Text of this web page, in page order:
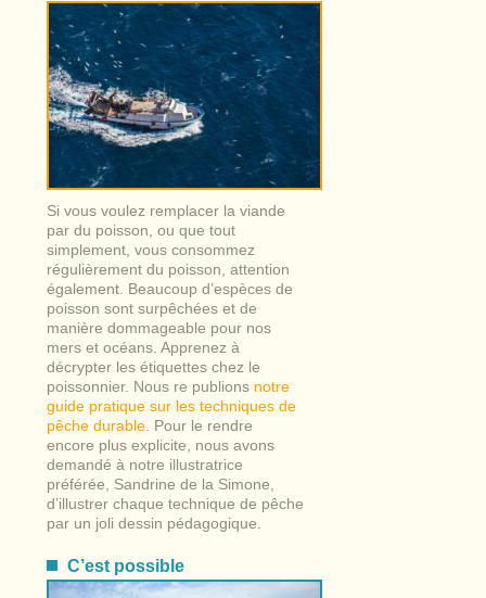
Si vous voulez remplacer la viande
par du poisson, ou que tout
simplement, vous consommez
régulièrement du poisson, attention
également. Beaucoup d’espèces de
poisson sont surpêchées et de
manière dommageable pour nos
mers et océans. Apprenez à
décrypter les étiquettes chez le
poissonnier. Nous re publions notre
guide pratique sur les techniques de
pêche durable. Pour le rendre
encore plus explicite, nous avons
demandé à notre illustratrice
préférée, Sandrine de la Simone,
d’illustrer chaque technique de pêche
par un joli dessin pédagogique.
C’est possible